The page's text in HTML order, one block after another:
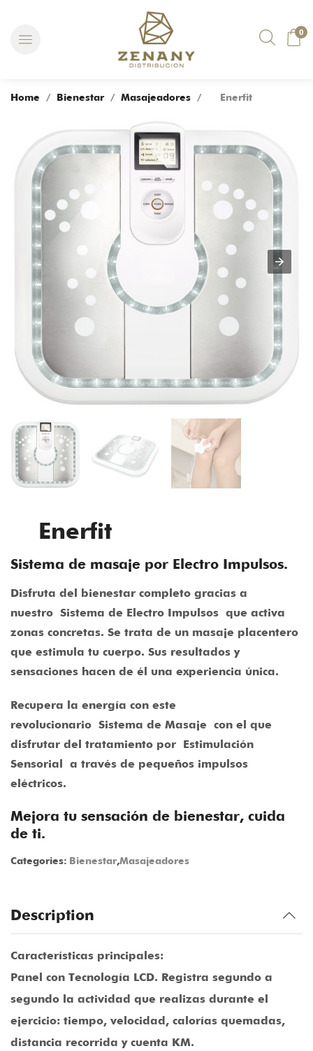
0
Home / Bienestar/ Masajeadores / Enerfit
Enerfit
Sistema de masaje por Electro Impulsos.
Disfruta del bienestar completo gracias a
nuestro Sistema de Electro Impulsos que activa
zonas concretas. Se trata de un masaje placentero
que estimula tu cuerpo. Sus resultados y
sensaciones hacen de él una experiencia única.
Recupera la energía con este
revolucionario Sistema de Masaje con el que
disfrutar del tratamiento por Estimulación
Sensorial
a través de pequeños impulsos
eléctricos.
Mejora tu sensación de bienestar, cuida
de ti.
Categories: Bienestar,Masajeadores
Description
Características principales:
Panel con Tecnología LCD. Registra segundo a
segundo la actividad que realizas durante el
ejercicio: tiempo, velocidad, calorías quemadas,
distancia recorrida y cuenta KM.